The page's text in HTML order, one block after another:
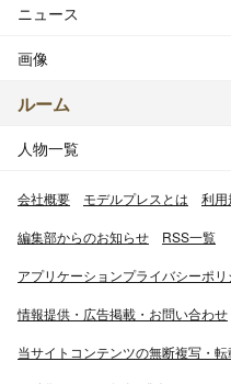
ニュース
画像
ルーム
人物一覧
会社概要 モデルプレスとは 利用
編集部からのお知らせ RSS一覧
アプリケーションプライバシーポリ
情報提供・広告掲載・お問い合わせ
当サイトコンテンツの無断複写・